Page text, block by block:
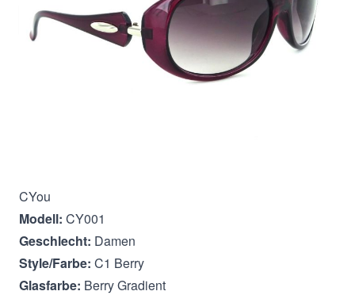
Menge
In den Warenkorb
CYou
Modell: CY001
Geschlecht: Damen
Style/Farbe: C1 Berry
Glasfarbe: Berry Gradient